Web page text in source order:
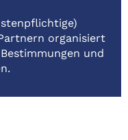
organisiert
und